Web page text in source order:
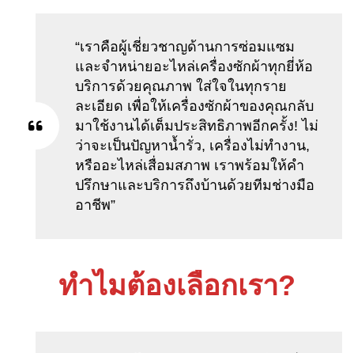
“เราคือผู้เชี่ยวชาญด้านการซ่อมแซม
และจำหน่ายอะไหล่เครื่องซักผ้าทุกยี่ห้อ
บริการด้วยคุณภาพ ใส่ใจในทุกราย
ละเอียด เพื่อให้เครื่องซักผ้าของคุณกลับ
มาใช้งานได้เต็มประสิทธิภาพอีกครั้ง! ไม่
ว่าจะเป็นปัญหาน้ำรั่ว, เครื่องไม่ทำงาน,
หรืออะไหล่เสื่อมสภาพ เราพร้อมให้คำ
ปรึกษาและบริการถึงบ้านด้วยทีมช่างมือ
อาชีพ”
ทำไมต้องเลือกเรา?